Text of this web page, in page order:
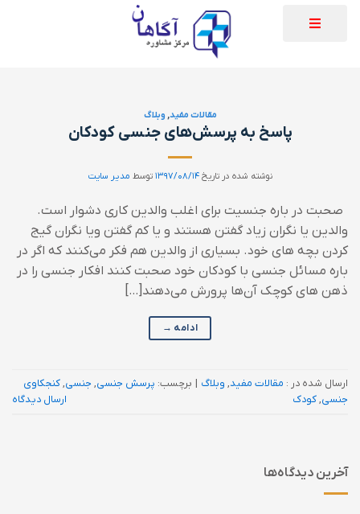
مقالات مفید, وبلاگ
پاسخ به پرسش‌های جنسی کودکان
نوشته شده در تاریخ۱۳۹۷/۰۸/۱۴ توسط مدیر سایت
صحبت در باره جنسیت برای اغلب والدین کاری دشوار است.
والدین یا نگران زیاد گفتن هستند و یا کم گفتن ویا نگران گیج
کردن بچه های خود. بسیاری از والدین هم فکر می‌کنند که اگر در
باره مسائل جنسی با کودکان خود صحبت کنند افکار جنسی را در
ذهن های کوچک آن‌ها پرورش می‌دهند[…]
ادامه →
ارسال شده در : مقالات مفید, وبلاگ | برچسب: پرسش جنسی, جنسی,کنجکاوی
جنسی,کودک ارسال دیدگاه
آخرین دیدگاه‌ها